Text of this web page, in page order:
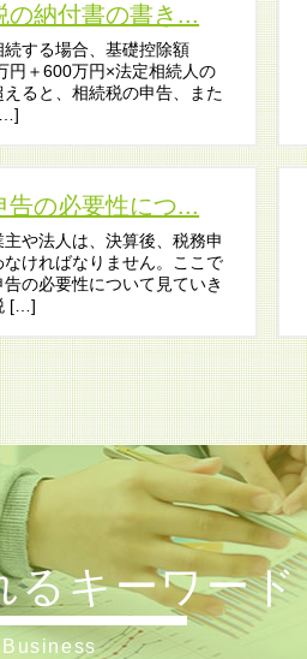
の納付書の書き...
続する場合、基礎控除額
円＋600万円×法定相続人の
えると、相続税の申告、また
告の必要性につ...
主や法人は、決算後、税務申
なければなりません。ここで
告の必要性について見ていき
[…]
るキーワード